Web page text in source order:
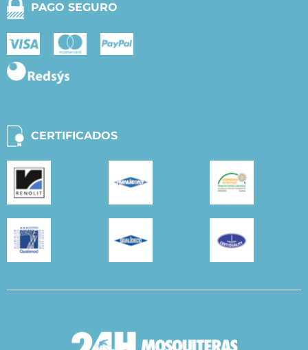
PAGO SEGURO
CERTIFICADOS